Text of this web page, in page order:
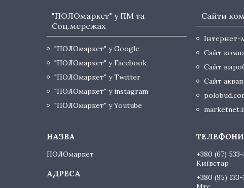
"ПОЛОмаркет" у ПМ та
Соц.мережах
"ПОЛОмаркет" у Google
"ПОЛОмаркет" у Facebook
"ПОЛОмаркет" у Twitter
"ПОЛОмаркет" у instagram
"ПОЛОмаркет" у Youtube
Сайти
Інтернет-
Сайт
Сайт
Сайт
ПОЛОмаркет
+380 (67)
Київстар
+380 (95)